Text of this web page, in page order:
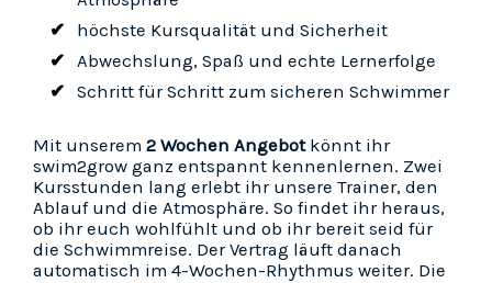
höchste Kursqualität und Sicherheit
Abwechslung, Spaß und echte Lernerfolge
Schritt für Schritt zum sicheren Schwimmer
Mit unserem 2 Wochen Angebotkönnt ihr
swim2grow ganz entspannt kennenlernen. Zwei
Kursstunden lang erlebt ihr unsere Trainer, den
Ablauf und die Atmosphäre. So findet ihr heraus,
ob ihr euch wohlfühlt und ob ihr bereit seid für
die Schwimmreise. Der Vertrag läuft danach
automatisch im 4-Wochen-Rhythmus weiter. Die